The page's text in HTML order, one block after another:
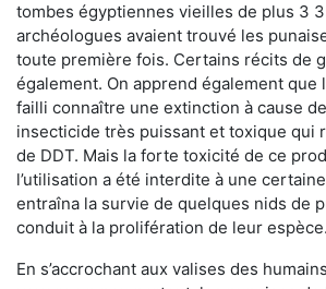
tombes égyptiennes vieilles de plus 3
archéologues avaient trouvé les
toute première fois. Certains récits de
également. On apprend également que
failli connaître une extinction à cause de
insecticide très puissant et toxique qui
de DDT. Mais la forte toxicité de ce
l’utilisation a été interdite à une
entraîna la survie de quelques nids de
conduit à la prolifération de leur espèce.
En s’accrochant aux valises des